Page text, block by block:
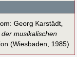
Georg Karstädt,
musikalischen
(Wiesbaden, 1985)